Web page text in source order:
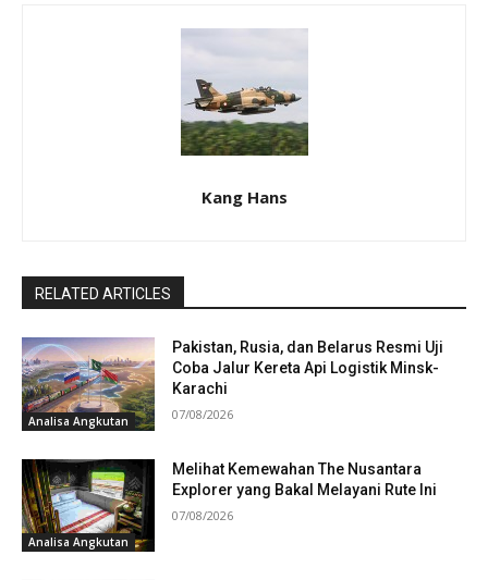
Kang Hans
RELATED ARTICLES
Analisa Angkutan
Pakistan, Rusia, dan Belarus Resmi Uji
Coba Jalur Kereta Api Logistik Minsk-
Karachi
07/08/2026
Analisa Angkutan
Melihat Kemewahan The Nusantara
Explorer yang Bakal Melayani Rute Ini
07/08/2026